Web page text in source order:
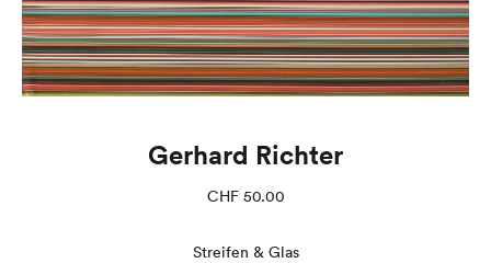
Gerhard Richter
CHF50.00
Streifen & Glas